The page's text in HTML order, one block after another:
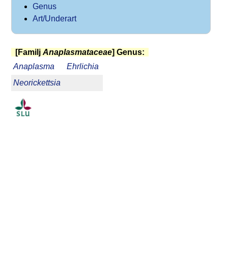
Genus
Art/Underart
[Familj Anaplasmataceae] Genus:
Anaplasma
Ehrlichia
Neorickettsia